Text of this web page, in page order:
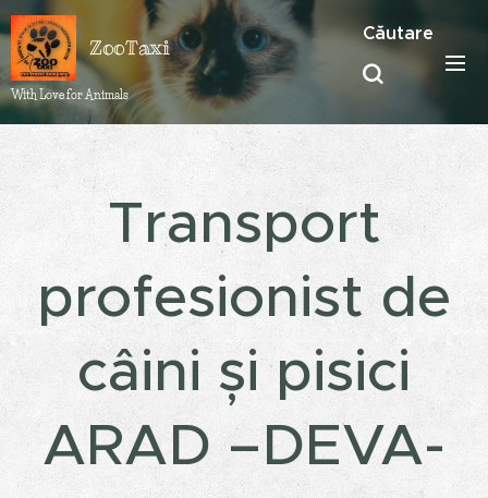
ZooTaxi
With Love for Animals ❤️
Căutare
Transport
profesionist de
câini și pisici
ARAD –DEVA-